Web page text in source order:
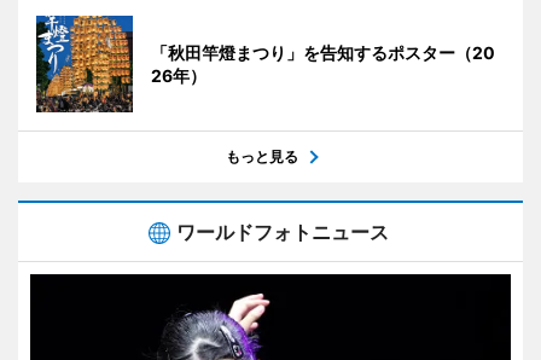
「秋田竿燈まつり」を告知するポスター（20
26年）
もっと見る
ワールドフォトニュース